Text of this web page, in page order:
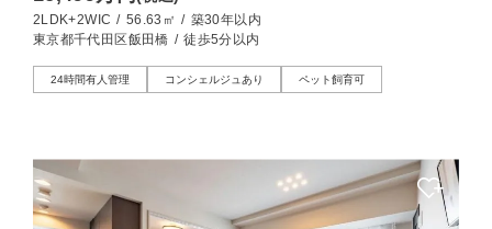
2LDK+2WIC / 56.63㎡ / 築30年以内
東京都千代田区飯田橋 / 徒歩5分以内
24時間有人管理 コンシェルジュあり ペット飼育可